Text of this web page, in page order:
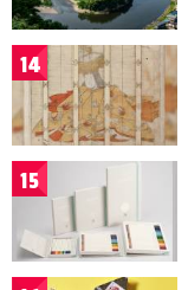
14
15